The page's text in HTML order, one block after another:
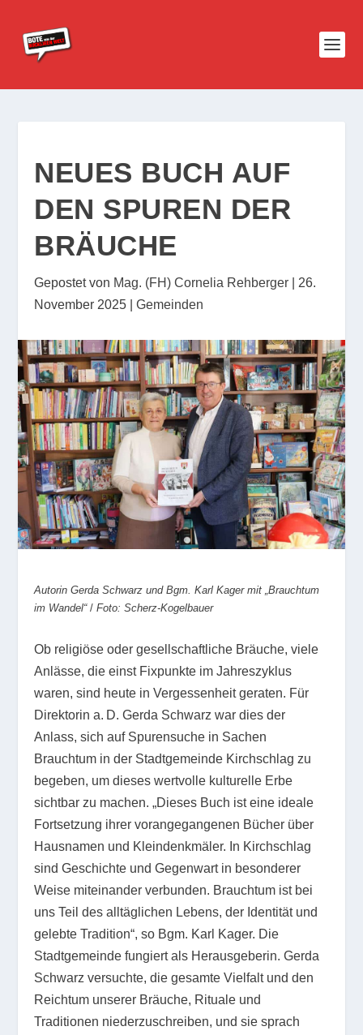
NEUES BUCH AUF
DEN SPUREN DER
BRÄUCHE
Gepostet von Mag. (FH) Cornelia Rehberger
26.
November 2025 |Gemeinden
Autorin Gerda Schwarz und Bgm. Karl Kager mit „Brauchtum
im Wandel“/Foto: Scherz-Kogelbauer
Ob religiöse oder gesellschaftliche Bräuche, viele
Anlässe, die einst Fixpunkte im Jahreszyklus
waren, sind heute in Vergessenheit geraten. Für
Direktorin a. D. Gerda Schwarz war dies der
Anlass, sich auf Spurensuche in Sachen
Brauchtum in der Stadtgemeinde Kirchschlag zu
begeben, um dieses wertvolle kulturelle Erbe
sichtbar zu machen. „Dieses Buch ist eine ideale
Fortsetzung ihrer vorangegangenen Bücher über
Hausnamen und Kleindenkmäler. In Kirchschlag
sind Geschichte und Gegenwart in besonderer
Weise miteinander verbunden. Brauchtum ist bei
uns Teil des alltäglichen Lebens, der Identität und
gelebte Tradition“, so Bgm. Karl Kager. Die
Stadtgemeinde fungiert als Herausgeberin. Gerda
Schwarz versuchte, die gesamte Vielfalt und den
Reichtum unserer Bräuche, Rituale und
Traditionen niederzuschreiben, und sie sprach